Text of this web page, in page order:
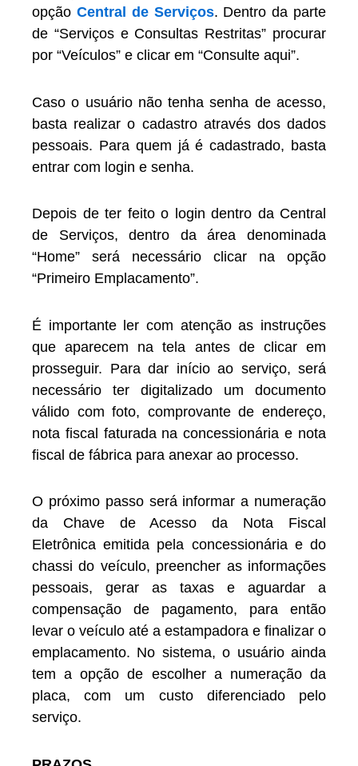
opção Central de Serviços. Dentro da parte
de “Serviços e Consultas Restritas” procurar
por “Veículos” e clicar em “Consulte aqui”.
Caso o usuário não tenha senha de acesso,
basta realizar o cadastro através dos dados
pessoais. Para quem já é cadastrado, basta
entrar com login e senha.
Depois de ter feito o login dentro da Central
de Serviços, dentro da área denominada
“Home” será necessário clicar na opção
“Primeiro Emplacamento”.
É importante ler com atenção as instruções
que aparecem na tela antes de clicar em
prosseguir. Para dar início ao serviço, será
necessário ter digitalizado um documento
válido com foto, comprovante de endereço,
nota fiscal faturada na concessionária e nota
fiscal de fábrica para anexar ao processo.
O próximo passo será informar a numeração
da Chave de Acesso da Nota Fiscal
Eletrônica emitida pela concessionária e do
chassi do veículo, preencher as informações
pessoais, gerar as taxas e aguardar a
compensação de pagamento, para então
levar o veículo até a estampadora e finalizar o
emplacamento. No sistema, o usuário ainda
tem a opção de escolher a numeração da
placa, com um custo diferenciado pelo
serviço.